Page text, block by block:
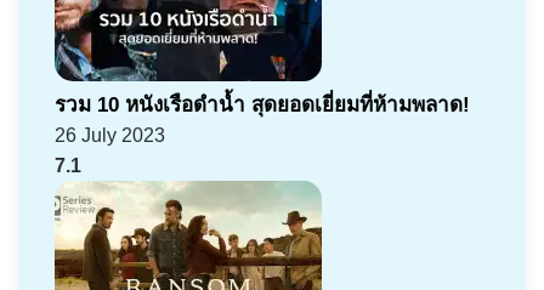
รวม 10 หนังเรือดำน้ำ สุดยอดเยี่ยมที่ห้ามพลาด!
26 July 2023
7.1